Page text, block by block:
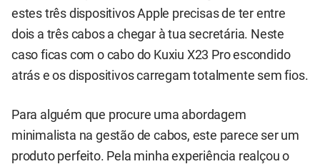
estes três dispositivos Apple precisas de ter entre
dois a três cabos a chegar à tua secretária. Neste
caso ficas com o cabo do Kuxiu X23 Pro escondido
atrás e os dispositivos carregam totalmente sem fios.
Para alguém que procure uma abordagem
minimalista na gestão de cabos, este parece ser um
produto perfeito. Pela minha experiência realçou o